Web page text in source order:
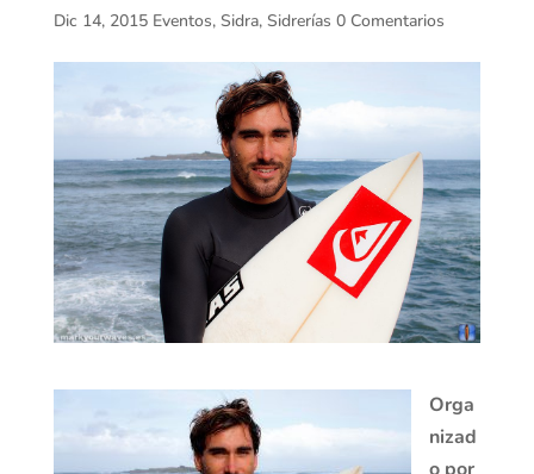
Dic 14, 2015 Eventos, Sidra, Sidrerías 0 Comentarios
Orga
nizad